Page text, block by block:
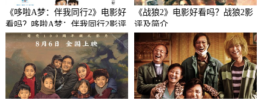
《哆啦A梦：伴我同行2》电影好
看吗？哆啦A梦：伴我同行2影评
及简介
《战狼2》电影好看吗？战狼2影
评及简介